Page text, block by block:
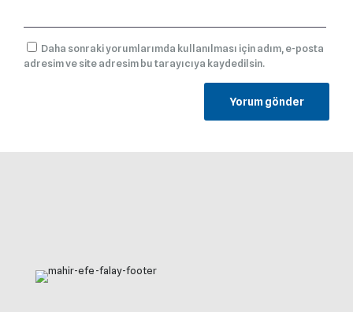
Daha sonraki yorumlarımda kullanılması için adım, e-posta
adresim ve site adresim bu tarayıcıya kaydedilsin.